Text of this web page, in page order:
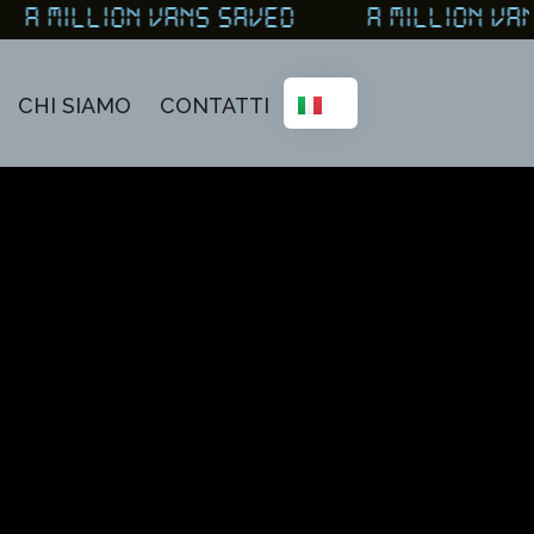
A MILLION VANS SAVED A MILLION
CHI SIAMO CONTATTI